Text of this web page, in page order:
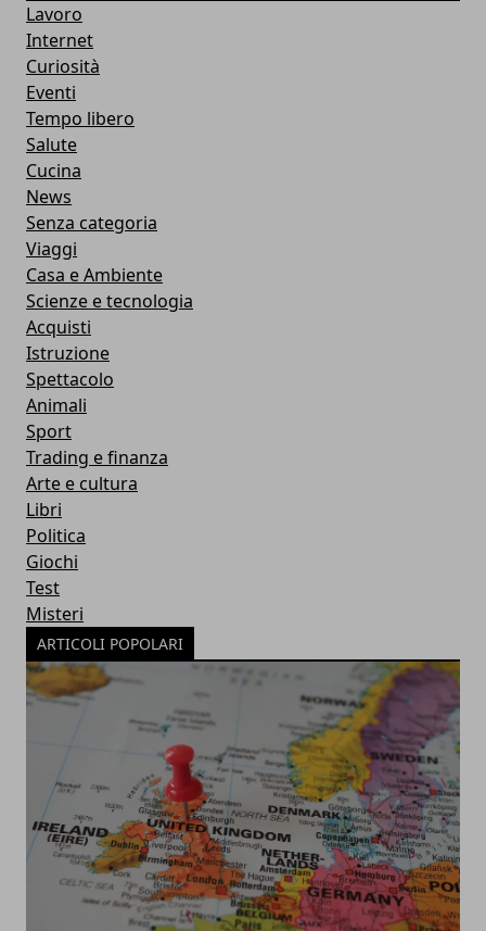
Lavoro
Internet
Curiosità
Eventi
Tempo libero
Salute
Cucina
News
Senza categoria
Viaggi
Casa e Ambiente
Scienze e tecnologia
Acquisti
Istruzione
Spettacolo
Animali
Sport
Trading e finanza
Arte e cultura
Libri
Politica
Giochi
Test
Misteri
ARTICOLI POPOLARI